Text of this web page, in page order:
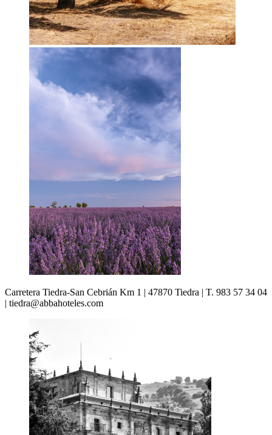
Carretera Tiedra-San Cebrián Km 1 | 47870 Tiedra | T. 983 57 34 04
| tiedra@abbahoteles.com